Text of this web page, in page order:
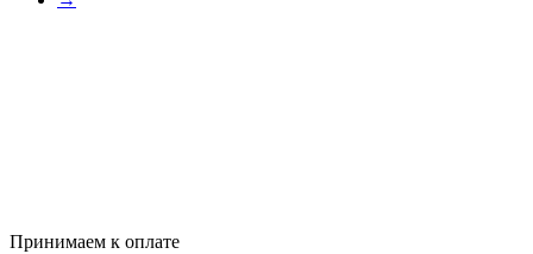
Принимаем к оплате